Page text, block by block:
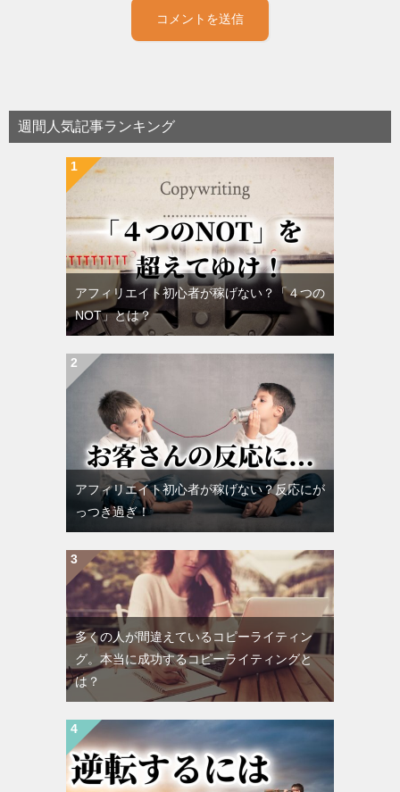
週間人気記事ランキング
アフィリエイト初心者が稼げない？「４つの
NOT」とは？
アフィリエイト初心者が稼げない？反応にが
っつき過ぎ！
多くの人が間違えているコピーライティン
グ。本当に成功するコピーライティングと
は？